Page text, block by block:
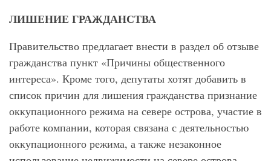
ЛИШЕНИЕ ГРАЖДАНСТВА
Правительство предлагает внести в раздел об отзыве
гражданства пункт «Причины общественного
интереса». Кроме того, депутаты хотят добавить в
список причин для лишения гражданства признание
оккупационного режима на севере острова, участие в
работе компании, которая связана с деятельностью
оккупационного режима, а также незаконное